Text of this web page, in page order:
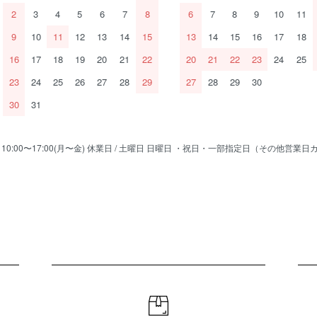
2
3 4 5 6 7
8
9
10 11 12 13 14
15
16
17 18 19 20 21
22
23
24 25 26 27 28
29
30
31
6
7 8 9 10
11
13
14 15 16 17
18
20
21 22 23 24
25
27
28 29 30
〜17:00(月〜金) 休業日 / 土曜日 日曜日 ・祝日・一部指定日（その他営業日